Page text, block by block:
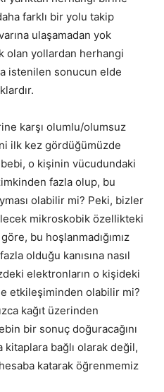
farklı bir yolu takip
ulaşamadan yok
olan yollardan herhangi
istenilen sonucun elde
karşı olumlu/olumsuz
ilk kez gördüğümüzde
o kişinin vücudundaki
fazla olup, bu
olabilir mi? Peki, bizler
mikroskobik özellikteki
bu hoşlanmadığımız
olduğu kanısına nasıl
elektronların o kişideki
etkileşiminden olabilir mi?
kağıt üzerinden
bir sonuç doğuracağını
bağlı olarak değil,
katarak öğrenmemiz